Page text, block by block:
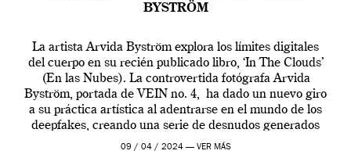
BYSTRÖM
La artista Arvida Byström explora los límites digitales
del cuerpo en su recién publicado libro, ‘In The Clouds’
(En las Nubes). La controvertida fotógrafa Arvida
Byström, portada de VEIN no. 4, ha dado un nuevo giro
a su práctica artística al adentrarse en el mundo de los
deepfakes, creando una serie de desnudos generados
por […]
09 / 04 / 2024 — VER MÁS